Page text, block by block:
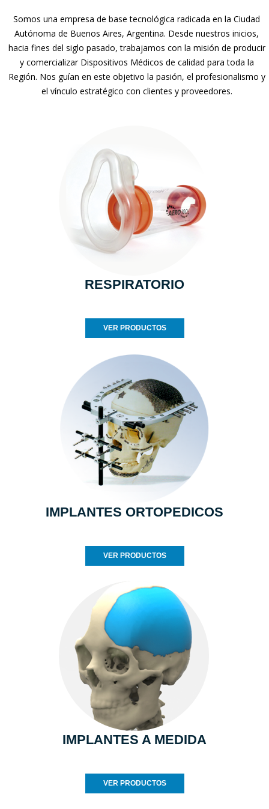
Somos una empresa de base tecnológica radicada en la Ciudad
Autónoma de Buenos Aires, Argentina. Desde nuestros inicios,
hacia fines del siglo pasado, trabajamos con la misión de producir
y comercializar Dispositivos Médicos de calidad para toda la
Región. Nos guían en este objetivo la pasión, el profesionalismo y
el vínculo estratégico con clientes y proveedores.
RESPIRATORIO
VER PRODUCTOS
IMPLANTES ORTOPEDICOS
VER PRODUCTOS
IMPLANTES A MEDIDA
VER PRODUCTOS